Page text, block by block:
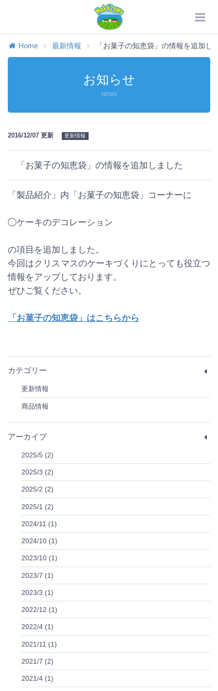
Home 最新情報 「お菓子の知恵袋」の情報を追加し
お知らせ
NEWS
2016/12/07 更新 更新情報
「お菓子の知恵袋」の情報を追加しました
「製品紹介」内「お菓子の知恵袋」コーナーに
◯ケーキのデコレーション
の項目を追加しました。
今回はクリスマスのケーキづくりにとっても役立つ
情報をアップしております。
ぜひご覧ください。
「お菓子の知恵袋」はこちらから
カテゴリー
更新情報
商品情報
アーカイブ
2025/5 (2)
2025/3 (2)
2025/2 (2)
2025/1 (2)
2024/11 (1)
2024/10 (1)
2023/10 (1)
2023/7 (1)
2023/3 (1)
2022/12 (1)
2022/4 (1)
2021/11 (1)
2021/7 (2)
2021/4 (1)